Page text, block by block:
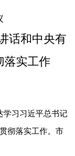
话和中央有
落实工作
习习近平总书记
彻落实工作。市